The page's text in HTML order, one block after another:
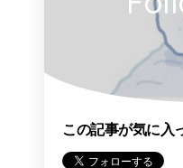
この記事が気に入